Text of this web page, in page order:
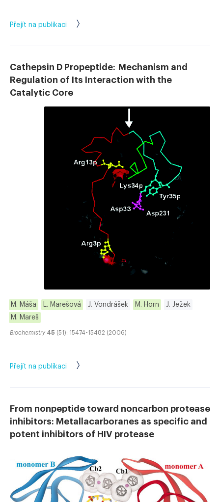
Přejít na publikaci
Cathepsin D Propeptide: Mechanism and
Regulation of Its Interaction with the
Catalytic Core
M. Máša L. Marešová J. Vondrášek M. Horn
J. Ježek
M. Mareš
Biochemistry 45 (51): 15474-15482 (2006)
Přejít na publikaci
From nonpeptide toward noncarbon protease
inhibitors: Metallacarboranes as specific and
potent inhibitors of HIV protease